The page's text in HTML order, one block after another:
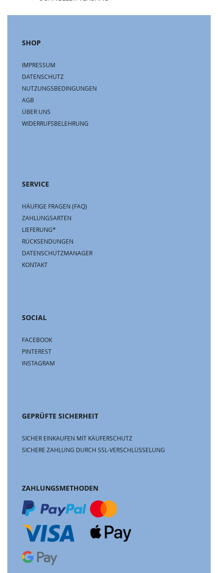
SHOP
IMPRESSUM
DATENSCHUTZ
NUTZUNGSBEDINGUNGEN
AGB
ÜBER UNS
WIDERRUFSBELEHRUNG
SERVICE
HÄUFIGE FRAGEN (FAQ)
ZAHLUNGSARTEN
LIEFERUNG*
RÜCKSENDUNGEN
DATENSCHUTZMANAGER
KONTAKT
SOCIAL
FACEBOOK
PINTEREST
INSTAGRAM
GEPRÜFTE SICHERHEIT
SICHER EINKAUFEN MIT KÄUFERSCHUTZ
SICHERE ZAHLUNG DURCH SSL-VERSCHLÜSSELUNG
ZAHLUNGSMETHODEN